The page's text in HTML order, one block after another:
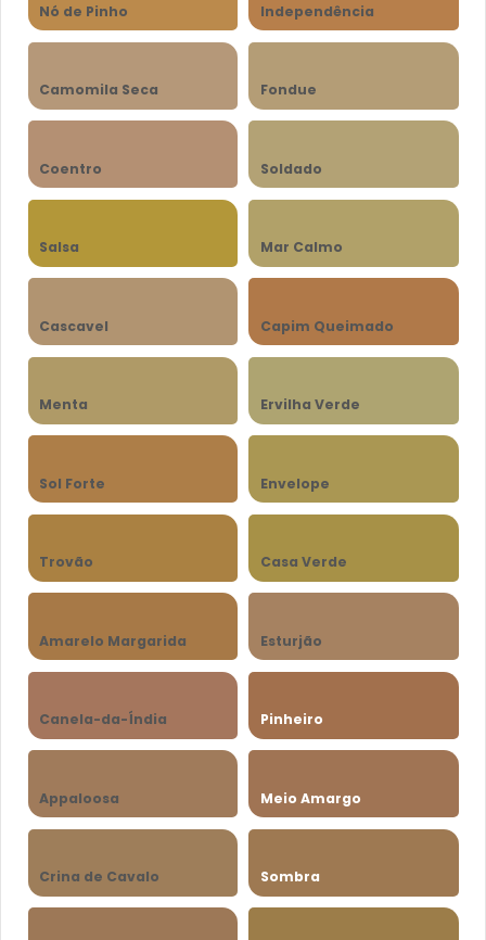
Nó de Pinho Independência
Camomila Seca Fondue
Coentro Soldado
Salsa Mar Calmo
Cascavel Capim Queimado
Menta Ervilha Verde
Sol Forte Envelope
Trovão Casa Verde
Amarelo Margarida Esturjão
Canela-da-Índia Pinheiro
Appaloosa Meio Amargo
Crina de Cavalo Sombra